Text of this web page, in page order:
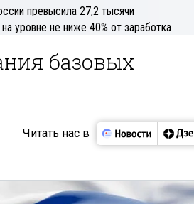
превысила 27,2 тысячи
уровне не ниже 40% от заработка
базовых
Читать нас в